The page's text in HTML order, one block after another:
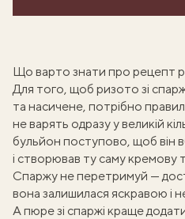
Що варто знати про рецепт
Для того, щоб ризото зі
та насичене, потрібно
не варять одразу у великій
бульйон поступово, щоб він
і створював ту саму кремову
Спаржу не перетримуй —
вона залишилася яскравою і
А пюре зі спаржі краще